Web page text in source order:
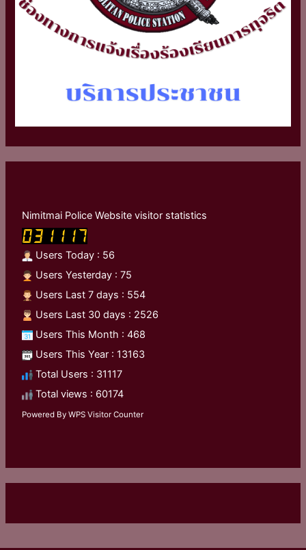
Nimitmai Police Website visitor statistics
Users Today : 56
Users Yesterday : 75
Users Last 7 days : 554
Users Last 30 days : 2526
Users This Month : 468
Users This Year : 13163
Total Users : 31117
Total views : 60174
Powered ByWPS Visitor Counter